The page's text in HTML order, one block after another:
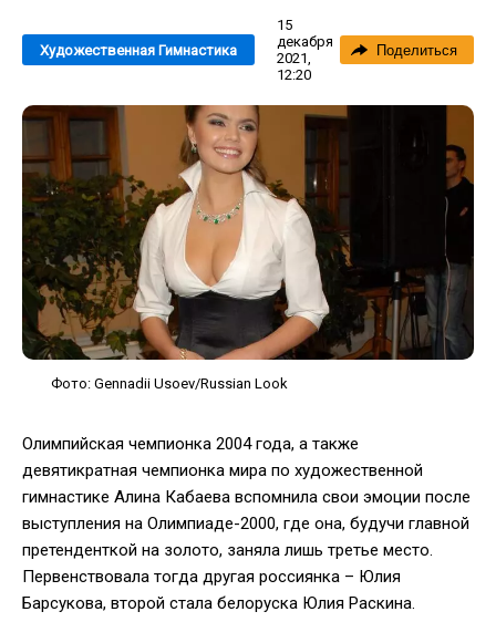
Художественная Гимнастика
15
декабря
2021,
12:20
Поделиться
Фото: Gennadii Usoev/Russian Look
Олимпийская чемпионка 2004 года, а также
девятикратная чемпионка мира по художественной
гимнастике Алина Кабаева вспомнила свои эмоции после
выступления на Олимпиаде-2000, где она, будучи главной
претенденткой на золото, заняла лишь третье место.
Первенствовала тогда другая россиянка – Юлия
Барсукова, второй стала белоруска Юлия Раскина.